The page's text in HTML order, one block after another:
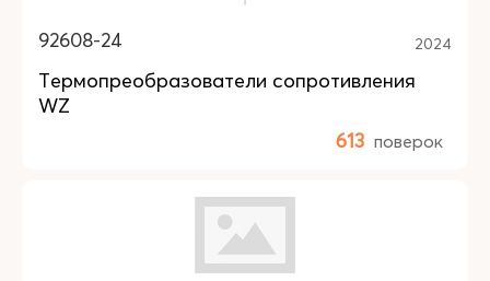
92608-24 2024
Термопреобразователи сопротивления
WZ
613 поверок